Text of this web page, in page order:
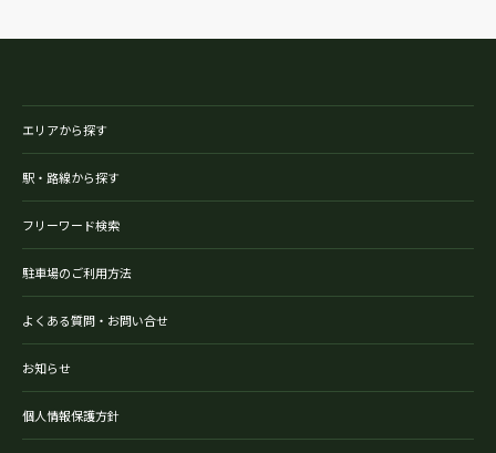
エリアから探す
駅・路線から探す
フリーワード検索
駐車場のご利用方法
よくある質問・お問い合せ
お知らせ
個人情報保護方針